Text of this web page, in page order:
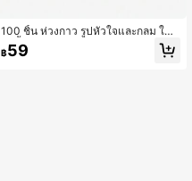
100 ชิ้น ห่วงกาว รูปหัวใจและกลม ใช้แ
ล้วทิ้ง 5 สี แก้วถือกาวปรับขนาดได้ พลา
สติก สำหรับการต่อขนตา
฿59